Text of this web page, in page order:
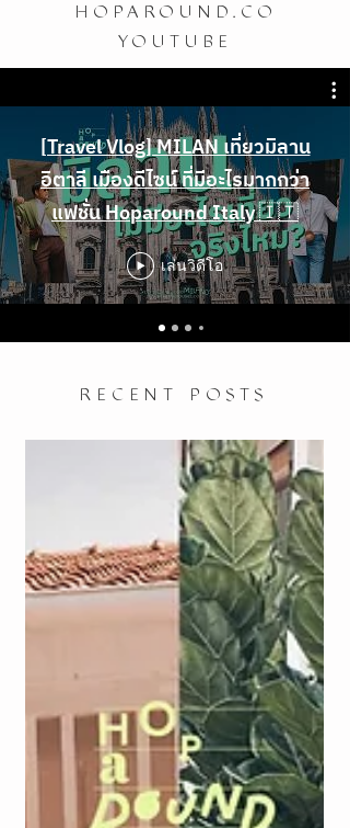
HOPAROUND.CO
YOUTUBE
[Travel Vlog] MILAN เที่ยวมิลาน
อิตาลี เมืองดีไซน์ ที่มีอะไรมากกว่า
แฟชั่น Hoparound Italy 🇮🇹
เล่นวิดีโอ
RECENT POSTS